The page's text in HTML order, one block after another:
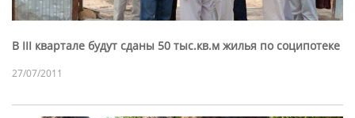
В III квартале будут сданы 50 тыс.кв.м жилья по соципотеке
27/07/2011